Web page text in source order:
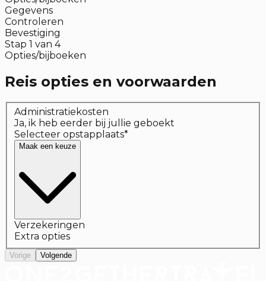
Gegevens
Controleren
Bevestiging
Stap 1 van 4
Opties/bijboeken
Reis opties en voorwaarden
Administratiekosten
Ja, ik heb eerder bij jullie geboekt
Selecteer opstapplaats*
Maak een keuze
Verzekeringen
Extra opties
Vorige Volgende